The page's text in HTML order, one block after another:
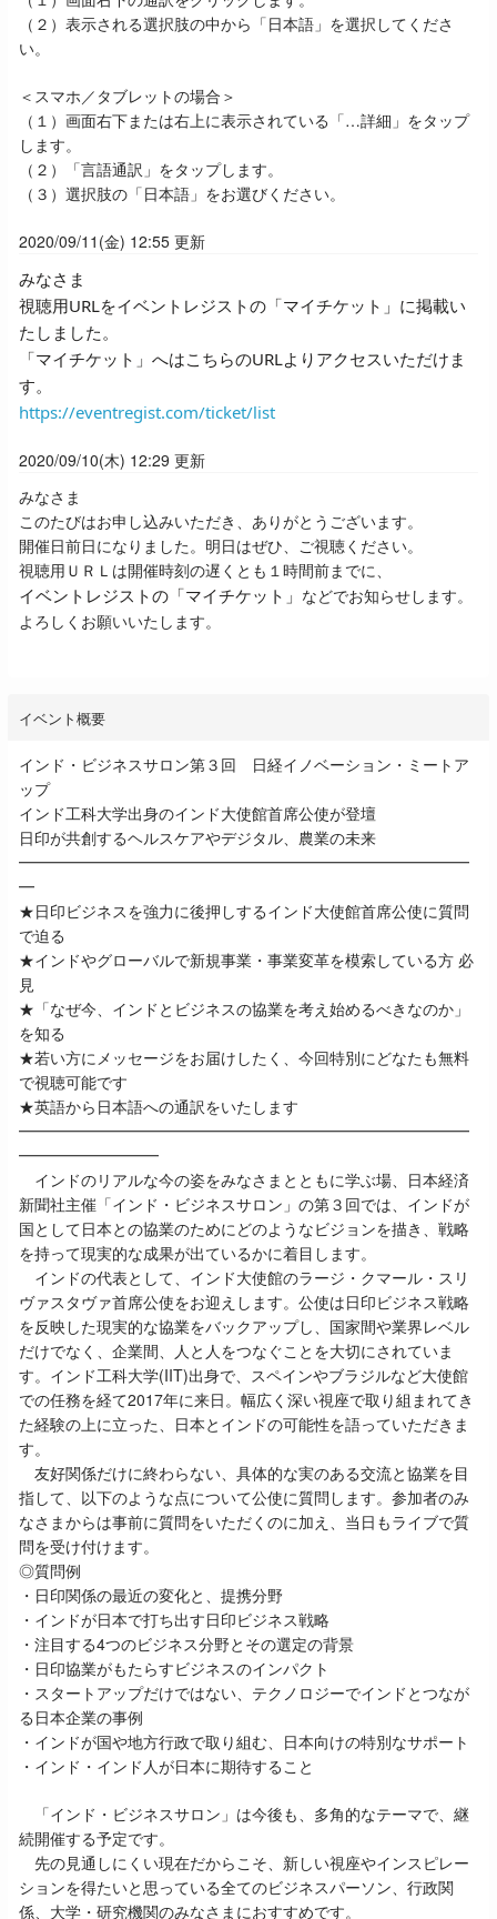
（２）表示される選択肢の中から「日本語」を選択してくださ
い。
＜スマホ／タブレットの場合＞
（１）画面右下または右上に表示されている「…詳細」をタップ
します。
（２）「言語通訳」をタップします。
（３）選択肢の「日本語」をお選びください。
2020/09/11(金) 12:55 更新
みなさま
視聴用URLをイベントレジストの「マイチケット」に掲載い
たしました。
「マイチケット」へはこちらのURLよりアクセスいただけま
す。
https://eventregist.com/ticket/list
2020/09/10(木) 12:29 更新
みなさま
このたびはお申し込みいただき、ありがとうございます。
開催日前日になりました。明日はぜひ、ご視聴ください。
視聴用ＵＲＬは開催時刻の遅くとも１時間前までに、
イベントレジストの「マイチケット」 などでお知らせします。
よろしくお願いいたします。
イベント概要
インド・ビジネスサロン第３回 日経イノベーション・ミートア
ップ
インド工科大学出身のインド大使館首席公使が登壇
日印が共創するヘルスケアやデジタル、農業の未来
━━━━━━━━━━━━━━━━━━━━━━━━━━━━━
━
★日印ビジネスを強力に後押しするインド大使館首席公使に質問
で迫る
★インドやグローバルで新規事業・事業変革を模索している方 必
見
★「なぜ今、インドとビジネスの協業を考え始めるべきなのか」
を知る
★若い方にメッセージをお届けしたく、今回特別にどなたも無料
で視聴可能です
★英語から日本語への通訳をいたします
━━━━━━━━━━━━━━━━━━━━━━━━━━━━━
━━━━━━━━━
インドのリアルな今の姿をみなさまとともに学ぶ場、日本経済
新聞社主催「インド・ビジネスサロン」の第３回では、インドが
国として日本との協業のためにどのようなビジョンを描き、戦略
を持って現実的な成果が出ているかに着目します。
インドの代表として、インド大使館のラージ・クマール・スリ
ヴァスタヴァ首席公使をお迎えします。公使は日印ビジネス戦略
を反映した現実的な協業をバックアップし、国家間や業界レベル
だけでなく、企業間、人と人をつなぐことを大切にされていま
す。インド工科大学(IIT)出身で、スペインやブラジルなど大使館
での任務を経て2017年に来日。幅広く深い視座で取り組まれてき
た経験の上に立った、日本とインドの可能性を語っていただきま
す。
友好関係だけに終わらない、具体的な実のある交流と協業を目
指して、以下のような点について公使に質問します。参加者のみ
なさまからは事前に質問をいただくのに加え、当日もライブで質
問を受け付けます。
◎質問例
・日印関係の最近の変化と、提携分野
・インドが日本で打ち出す日印ビジネス戦略
・注目する4つのビジネス分野とその選定の背景
・日印協業がもたらすビジネスのインパクト
・スタートアップだけではない、テクノロジーでインドとつなが
る日本企業の事例
・インドが国や地方行政で取り組む、日本向けの特別なサポート
・インド・インド人が日本に期待すること
「インド・ビジネスサロン」は今後も、多角的なテーマで、継
続開催する予定です。
先の見通しにくい現在だからこそ、新しい視座やインスピレー
ションを得たいと思っている全てのビジネスパーソン、行政関
係、大学・研究機関のみなさまにおすすめです。